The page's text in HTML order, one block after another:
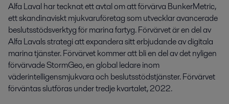
Alfa Laval har tecknat ett avtal om att förvärva BunkerMetric,
ett skandinaviskt mjukvaruföretag som utvecklar avancerade
beslutsstödsverktyg för marina fartyg. Förvärvet är en del av
Alfa Lavals strategi att expandera sitt erbjudande av digitala
marina tjänster. Förvärvet kommer att bli en del av det nyligen
förvärvade StormGeo, en global ledare inom
väderintelligensmjukvara och beslutsstödstjänster. Förvärvet
förväntas slutföras under tredje kvartalet, 2022.